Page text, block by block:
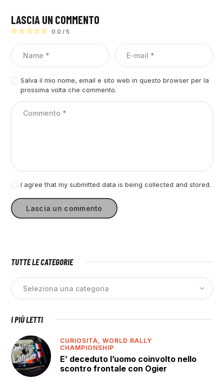
LASCIA UN COMMENTO
0.0 / 5
Salva il mio nome, email e sito web in questo browser per la
prossima volta che commento.
I agree that my submitted data is being collected and stored.
TUTTE LE CATEGORIE
I PIÙ LETTI
CURIOSITÀ,WORLD RALLY
CHAMPIONSHIP
E’ deceduto l’uomo coinvolto nello
scontro frontale con Ogier